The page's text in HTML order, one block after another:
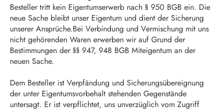
Besteller tritt kein Eigentumserwerb nach § 950 BGB ein. Die
neue Sache bleibt unser Eigentum und dient der Sicherung
unserer Ansprüche.Bei Verbindung und Vermischung mit uns
nicht gehörenden Waren erwerben wir auf Grund der
Bestimmungen der §§ 947, 948 BGB Miteigentum an der
neuen Sache.
Dem Besteller ist Verpfändung und Sicherungsübereignung
der unter Eigentumsvorbehalt stehenden Gegenstände
untersagt. Er ist verpflichtet, uns unverzüglich vom Zugriff